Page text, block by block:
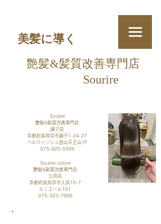
美髪に導く
艶髪&髪質改善専門店
Sourire
Sourire
艶髪&髪質改善専門店
調子店
京都府長岡京市調子1-24-27
​ベルウィッシュ西山天王山1F
075-925-5505
Sourire colore
艶髪&髪質改善専門店
久貝店​
京都府長岡京市久貝15-7
​ルミエール101
075-323-7906